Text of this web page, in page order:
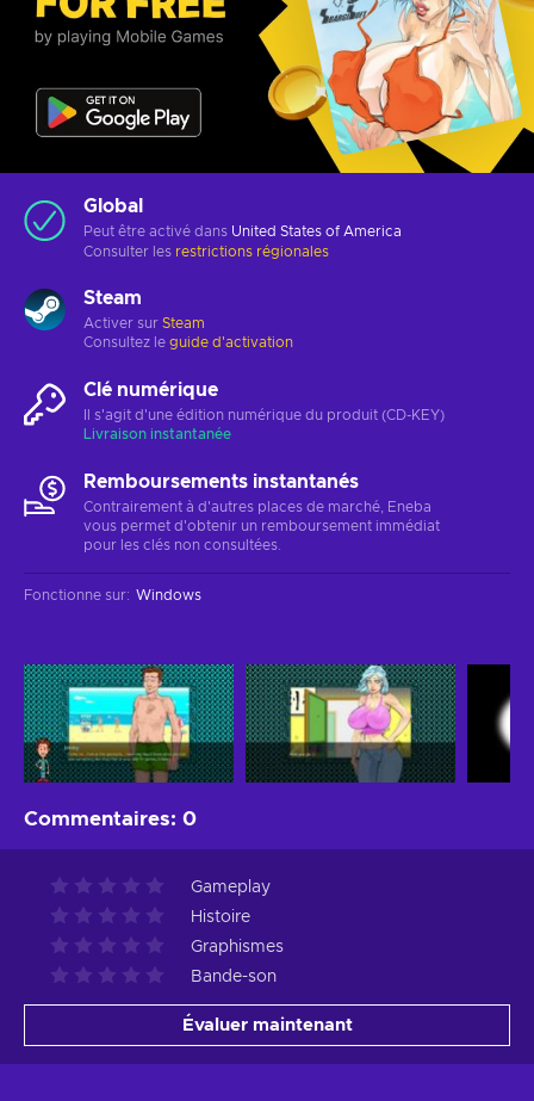
Global
Peut être activé dans United States of America
Consulter les restrictions régionales
Steam
Activer sur Steam
Consultez le guide d'activation
Clé numérique
Il s'agit d'une édition numérique du produit (CD-KEY)
Livraison instantanée
Remboursements instantanés
Contrairement à d'autres places de marché, Eneba
vous permet d'obtenir un remboursement immédiat
pour les clés non consultées.
Fonctionne sur: Windows
Commentaires: 0
Gameplay
Histoire
Graphismes
Bande-son
Évaluer maintenant